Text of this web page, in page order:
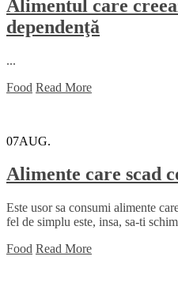
Alimentul care
dependenţă
...
Food Read More
07AUG.
Alimente care scad
Este usor sa consumi alimente
fel de simplu este, insa, sa-ti
Food Read More